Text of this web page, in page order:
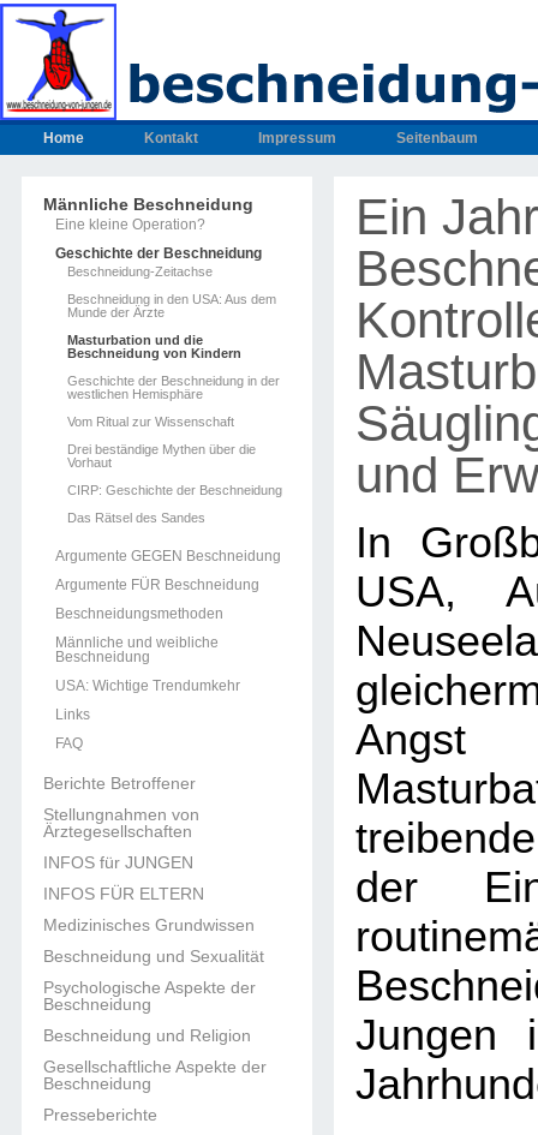
Home Kontakt Impressum Seitenbaum
Männliche Beschneidung
Eine kleine Operation?
Geschichte der Beschneidung
Beschneidung-Zeitachse
Beschneidung in den USA: Aus dem
Munde der Ärzte
Masturbation und die
Beschneidung von Kindern
Geschichte der Beschneidung in der
westlichen Hemisphäre
Vom Ritual zur Wissenschaft
Drei beständige Mythen über die
Vorhaut
CIRP: Geschichte der Beschneidung
Das Rätsel des Sandes
Argumente GEGEN Beschneidung
Argumente FÜR Beschneidung
Beschneidungsmethoden
Männliche und weibliche
Beschneidung
USA: Wichtige Trendumkehr
Links
FAQ
Berichte Betroffener
Stellungnahmen von
Ärztegesellschaften
INFOS für JUNGEN
INFOS FÜR ELTERN
Medizinisches Grundwissen
Beschneidung und Sexualität
Psychologische Aspekte der
Beschneidung
Beschneidung und Religion
Gesellschaftliche Aspekte der
Beschneidung
Presseberichte
Ein
und
In
USA,
der
Jungen